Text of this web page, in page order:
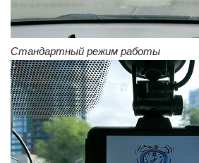
Стандартный режим работы